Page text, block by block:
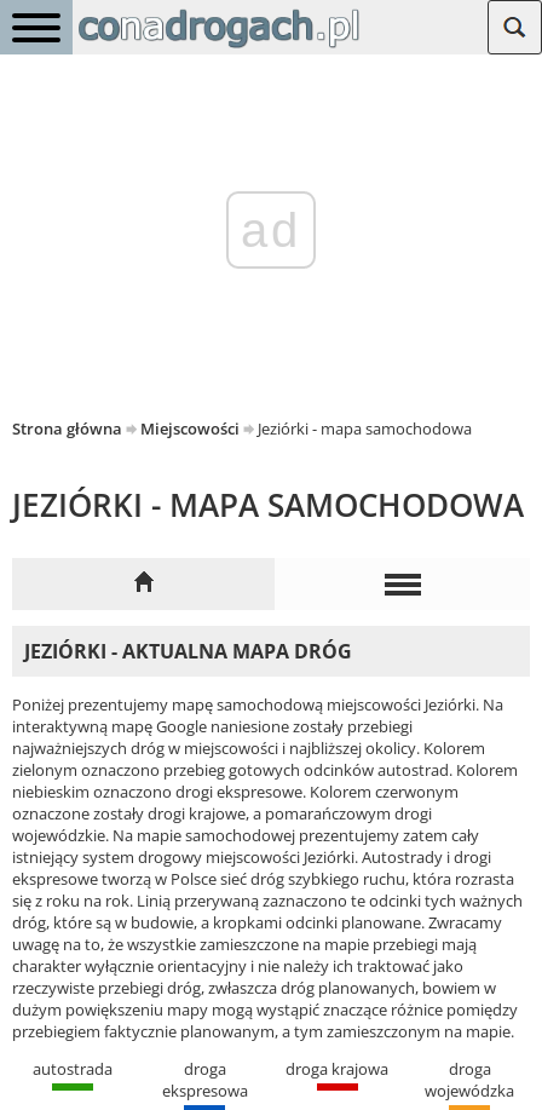
ad
Strona główna Miejscowości Jeziórki - mapa samochodowa
JEZIÓRKI - MAPA SAMOCHODOWA
JEZIÓRKI - AKTUALNA MAPA DRÓG
Poniżej prezentujemy mapę samochodową miejscowości Jeziórki. Na
interaktywną mapę Google naniesione zostały przebiegi
najważniejszych dróg w miejscowości i najbliższej okolicy. Kolorem
zielonym oznaczono przebieg gotowych odcinków autostrad. Kolorem
niebieskim oznaczono drogi ekspresowe. Kolorem czerwonym
oznaczone zostały drogi krajowe, a pomarańczowym drogi
wojewódzkie. Na mapie samochodowej prezentujemy zatem cały
istniejący system drogowy miejscowości Jeziórki. Autostrady i drogi
ekspresowe tworzą w Polsce sieć dróg szybkiego ruchu, która rozrasta
się z roku na rok. Linią przerywaną zaznaczono te odcinki tych ważnych
dróg, które są w budowie, a kropkami odcinki planowane. Zwracamy
uwagę na to, że wszystkie zamieszczone na mapie przebiegi mają
charakter wyłącznie orientacyjny i nie należy ich traktować jako
rzeczywiste przebiegi dróg, zwłaszcza dróg planowanych, bowiem w
dużym powiększeniu mapy mogą wystąpić znaczące różnice pomiędzy
przebiegiem faktycznie planowanym, a tym zamieszczonym na mapie.
autostrada
droga
ekspresowa
droga krajowa
droga
wojewódzka